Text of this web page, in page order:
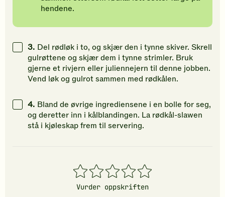
hendene.
3. Del rødløk i to, og skjær den i tynne skiver. Skrell
gulrøttene og skjær dem i tynne strimler. Bruk
gjerne et rivjern eller juliennejern til denne jobben.
Vend løk og gulrot sammen med rødkålen.
4. Bland de øvrige ingrediensene i en bolle for seg,
og deretter inn i kålblandingen. La rødkål-slawen
stå i kjøleskap frem til servering.
1
stjerner
2
stjerner
3
stjerner
4
stjerner
5
stjerner
Vurder oppskriften